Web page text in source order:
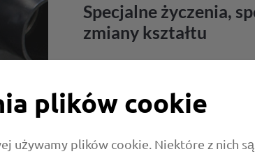
Specjalne życzenia,
zmiany kształtu
- W dziale obróbki końcowej i
pracownicy nadają wężom nie tylko
dyspozycji także w przypadku
kształtów. Lub indywidualnych
zaoferować nawet największy
plików cookie
używamy plików cookie. Niektóre z nich są